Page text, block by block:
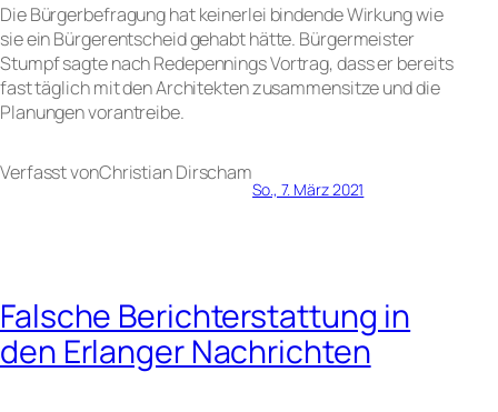
Die Bürgerbefragung hat keinerlei bindende Wirkung wie
sie ein Bürgerentscheid gehabt hätte. Bürgermeister
Stumpf sagte nach Redepennings Vortrag, dass er bereits
fast täglich mit den Architekten zusammensitze und die
Planungen vorantreibe.
Verfasst vonChristian Dirscham
So., 7. März 2021
Falsche Berichterstattung in
den Erlanger Nachrichten